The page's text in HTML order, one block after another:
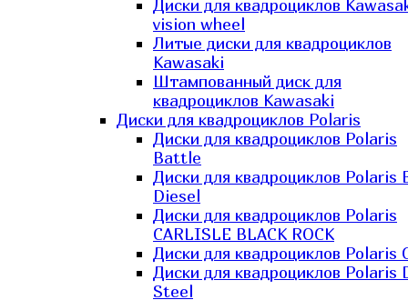
Диски для квадроциклов
vision wheel
Литые диски для квадроциклов
Kawasaki​
Штампованный диск для
квадроциклов Kawasaki​
Диски для квадроциклов Polaris
Диски для квадроциклов Polaris
Battle
Диски для квадроциклов Polaris
Diesel
Диски для квадроциклов Polaris
CARLISLE BLACK ROCK
Диски для квадроциклов Polaris
Диски для квадроциклов Polaris
Steel